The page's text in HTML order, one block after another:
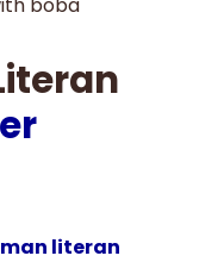
literan